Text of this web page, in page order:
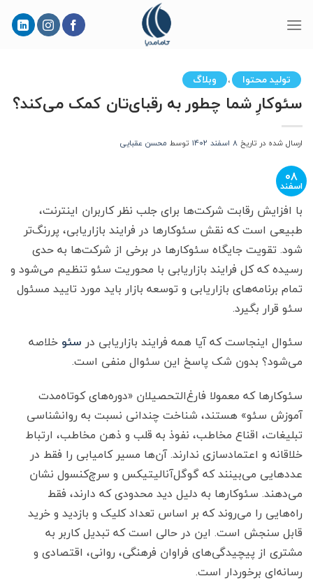
تولید محتوا ، وبلاگ
سئوکارِ شما چطور به رقبای‌تان کمک می‌کند؟
ارسال شده در تاریخ ۸ اسفند ۱۴۰۲ توسط محسن عقبایی
۰۸
اسفند
با افزایش رقابت شرکت‌ها برای جلب نظر کاربران اینترنت،
طبیعی است که نقش سئوکارها در فرایند بازاریابی، پررنگ‌تر
شود. تقویت جایگاه سئوکارها در برخی از شرکت‌ها به حدی
رسیده که کل فرایند بازاریابی با محوریت سئو تنظیم می‌شود و
تمام برنامه‌های بازاریابی و توسعه بازار باید مورد تایید مسئول
سئو قرار بگیرد.
سئوال اینجاست که آیا همه فرایند بازاریابی در سئو خلاصه
می‌شود؟ بدون شک پاسخ این سئوال منفی است.
سئوکارها که معمولا فارغ‌التحصیلان «دوره‌های کوتاه‌مدت
آموزش سئو» هستند، شناخت چندانی نسبت به روانشناسی
تبلیغات، اقناع مخاطب، نفوذ به قلب و ذهن مخاطب، ارتباط
خلاقانه و اعتمادسازی ندارند. آن‌ها مسیر کامیابی را فقط در
عددهایی می‌بینند که گوگل‌آنالیتیکس و سرچ‌کنسول نشان
می‌دهند. سئوکارها به دلیل دید محدودی که دارند، فقط
راه‌هایی را می‌روند که بر اساس تعداد کلیک و بازدید و خرید
قابل سنجش است. این در حالی است که تبدیل کاربر به
مشتری از پیچیدگی‌های فراوان فرهنگی، روانی، اقتصادی و
رسانه‌ای برخوردار است.